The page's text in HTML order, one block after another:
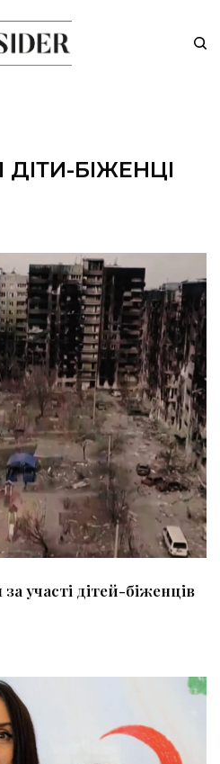
ДІТИ-БІЖЕНЦІ
участі дітей-біженців